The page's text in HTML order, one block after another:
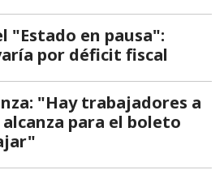
"Estado en pausa":
por déficit fiscal
"Hay trabajadores a
para el boleto